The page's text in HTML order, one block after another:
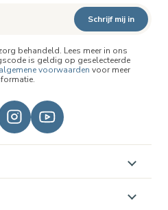
Schrijf mij in
behandeld. Lees meer in ons
is geldig op geselecteerde
algemene voorwaarden voor meer